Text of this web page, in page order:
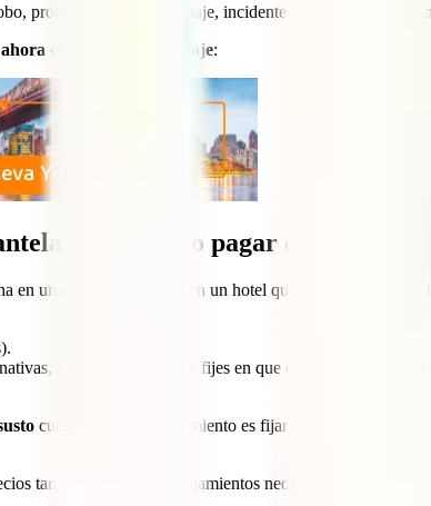
problemas con tu equipaje, incidentes con transportes e
con tu seguro de viaje:
para no pagar de más
en una habitación doble en un hotel que no esté en el
siempre y cuando te fijes en que el hotel tenga una
cuando busques alojamiento es fijarte bien en la letra
tan elevados de los alojamientos neoyorkinos, es